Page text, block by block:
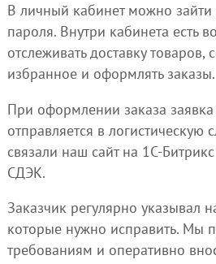
В личный кабинет можно
пароля. Внутри кабинета есть
отслеживать доставку товаров,
избранное и оформлять заказы.
При оформлении заказа заявка
отправляется в логистическую
связали наш сайт на 1С-
СДЭК.
Заказчик регулярно указывал
которые нужно исправить. Мы
требованиям и оперативно